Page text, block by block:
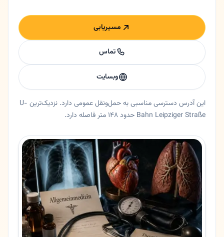
مسیریابی
تماس
وبسایت
این آدرس دسترسی مناسبی به حمل‌ونقل عمومی دارد. نزدیک‌ترین U-
Bahn Leipziger Straße حدود ۱۴۸ متر فاصله دارد.
پزشک عمومی دکتر مهین دخت فرید در فرانکفورت، هسن. 🇮🇷 دکتر مهین دخت فرید - پزشک عمومی و متخصص درمان درد در فرانکفورت 🟡 خلاصه کوتاهدکتر مهین دخت فرید پزشک عمومی و متخصص درمان درد در فرانکفورت است که خدمات پزشکی جامع و مشاوره به زبان فارسی و
ایالت
هسن
شهر
فرانکفورت
آدرس
Leipziger Str. 67
کد پستی